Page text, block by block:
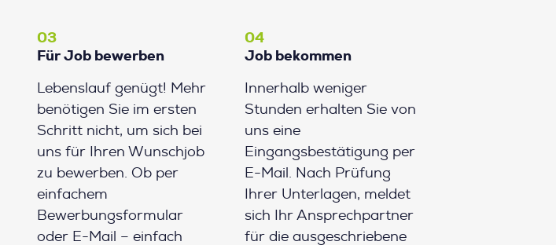
03
Für Job bewerben
Lebenslauf genügt! Mehr
benötigen Sie im ersten
Schritt nicht, um sich bei
uns für Ihren Wunschjob
zu bewerben. Ob per
einfachem
Bewerbungsformular
oder E-Mail – einfach
04
Job bekommen
Innerhalb weniger
Stunden erhalten Sie von
uns eine
Eingangsbestätigung per
E-Mail. Nach Prüfung
Ihrer Unterlagen, meldet
sich Ihr Ansprechpartner
für die ausgeschriebene